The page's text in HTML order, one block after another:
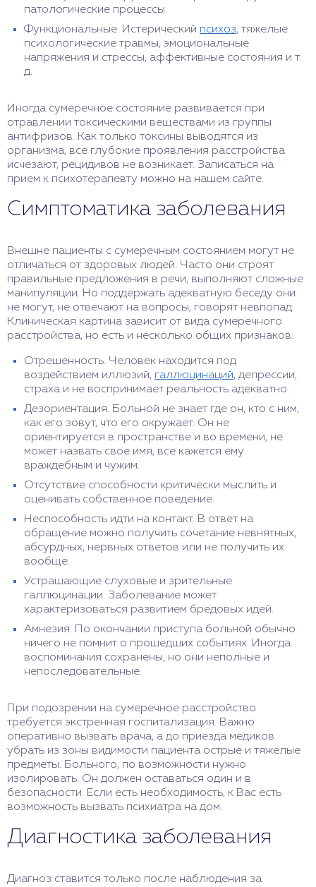
патологические процессы.
Функциональные. Истерический психоз, тяжелые
психологические травмы, эмоциональные
напряжения и стрессы, аффективные состояния и т.
д.
Иногда сумеречное состояние развивается при
отравлении токсическими веществами из группы
антифризов. Как только токсины выводятся из
организма, все глубокие проявления расстройства
исчезают, рецидивов не возникает. Записаться на
прием к психотерапевту можно на нашем сайте.
Симптоматика заболевания
Внешне пациенты с сумеречным состоянием могут не
отличаться от здоровых людей. Часто они строят
правильные предложения в речи, выполняют сложные
манипуляции. Но поддержать адекватную беседу они
не могут, не отвечают на вопросы, говорят невпопад.
Клиническая картина зависит от вида сумеречного
расстройства, но есть и несколько общих признаков:
Отрешенность. Человек находится под
воздействием иллюзий, галлюцинаций, депрессии,
страха и не воспринимает реальность адекватно.
Дезориентация. Больной не знает где он, кто с ним,
как его зовут, что его окружает. Он не
ориентируется в пространстве и во времени, не
может назвать свое имя, все кажется ему
враждебным и чужим.
Отсутствие способности критически мыслить и
оценивать собственное поведение.
Неспособность идти на контакт. В ответ на
обращение можно получить сочетание невнятных,
абсурдных, нервных ответов или не получить их
вообще.
Устрашающие слуховые и зрительные
галлюцинации. Заболевание может
характеризоваться развитием бредовых идей.
Амнезия. По окончании приступа больной обычно
ничего не помнит о прошедших событиях. Иногда
воспоминания сохранены, но они неполные и
непоследовательные.
При подозрении на сумеречное расстройство
требуется экстренная госпитализация. Важно
оперативно вызвать врача, а до приезда медиков
убрать из зоны видимости пациента острые и тяжелые
предметы. Больного, по возможности нужно
изолировать. Он должен оставаться один и в
безопасности. Если есть необходимость, к Вас есть
возможность вызвать психиатра на дом.
Диагностика заболевания
Диагноз ставится только после наблюдения за